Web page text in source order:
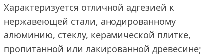
Характеризуется отличной адгезией к
нержавеющей стали, анодированному
алюминию, стеклу, керамической плитке,
пропитанной или лакированной древесине;